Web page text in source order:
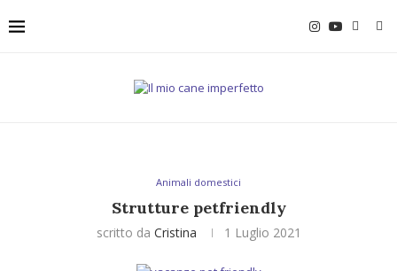
Animali domestici
Strutture petfriendly
scritto da Cristina 1 Luglio 2021